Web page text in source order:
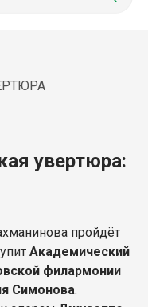
увертюра:
пройдёт
Академический
филармонии
Симонова.